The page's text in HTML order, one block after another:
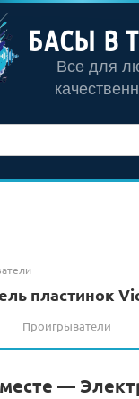
БАСЫ В
Все для
пластинок
Проигрыватели
—